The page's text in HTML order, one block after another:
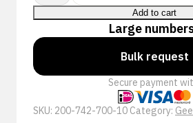
PWH-
7427
quantity
Add to cart
Large
Bulk request
Secure payment
SKU: 200-742-700-10 Category: